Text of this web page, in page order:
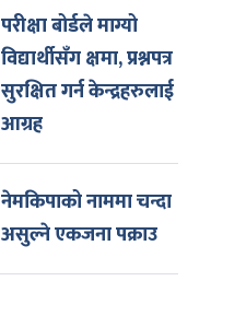
परीक्षा बोर्डले माग्यो
विद्यार्थीसँग क्षमा, प्रश्नपत्र
सुरक्षित गर्न केन्द्रहरुलाई
आग्रह
नेमकिपाको नाममा चन्दा
असुल्ने एकजना पक्राउ